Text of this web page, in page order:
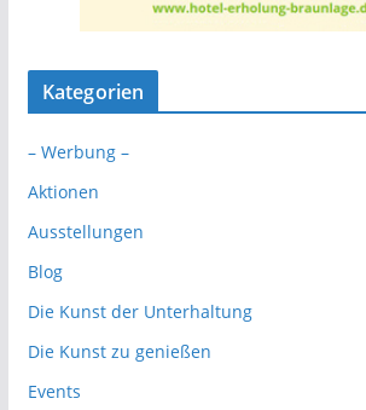
Kategorien
– Werbung –
Aktionen
Ausstellungen
Blog
Die Kunst der Unterhaltung
Die Kunst zu genießen
Events